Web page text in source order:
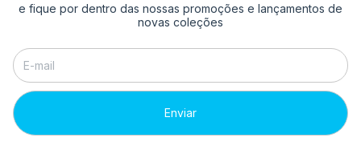
e fique por dentro das nossas promoções e lançamentos de
novas coleções